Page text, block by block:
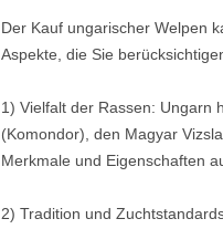
Der Kauf ungarischer Welpen
Aspekte, die Sie
1) Vielfalt der Rassen: Ungarn
(Komondor), den Magyar
Merkmale und Eigenschaften
2) Tradition und